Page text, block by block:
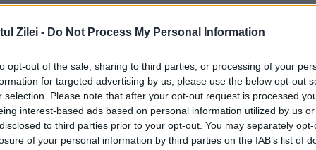
Zilei - Do Not Process My Personal Information
opt-out of the sale, sharing to third parties, or processing of your
for targeted advertising by us, please use the below opt-out
selection. Please note that after your opt-out request is processed
interest-based ads based on personal information utilized by us
to third parties prior to your opt-out. You may separately
of your personal information by third parties on the IAB’s list of
care spune că se vor sprijini reciproc
Trump a dat de înțeles că are o altă viziune
săi și vrea să reducă cheltuielile SUA
americane în afara frontierelor.